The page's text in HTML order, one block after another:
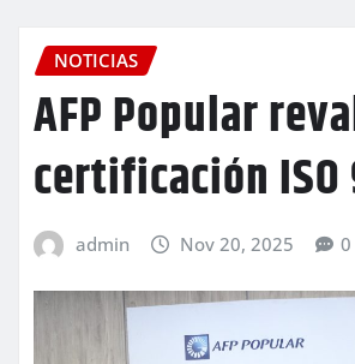
NOTICIAS
AFP Popular
certificación ISO
admin Nov 20, 2025 0